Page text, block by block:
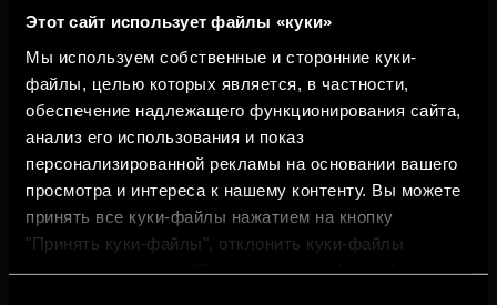
Этот сайт использует файлы «куки»
Мы используем собственные и сторонние куки-
файлы, целью которых является, в частности,
обеспечение надлежащего функционирования сайта,
анализ его использования и показ
персонализированной рекламы на основании вашего
просмотра и интереса к нашему контенту. Вы можете
принять все куки-файлы нажатием на кнопку
"Принять куки-файлы", отклонить куки-файлы
ПЕЙТЕ ОТВЕТСТВЕННО
WhistleblowingЮридическая
информация
Конфиденциальность Политика
использования
cookies
©2026 Miguel Torres S.A. Все права защищены.